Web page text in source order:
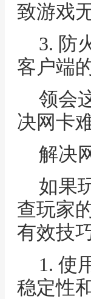
致游戏
3. 防
客户端
领会
决网卡
解决
如果
查玩家
有效技
1. 使
稳定性